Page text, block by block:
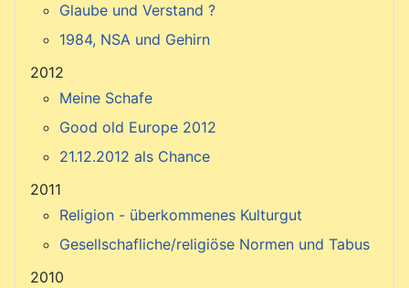
Glaube und Verstand ?
1984, NSA und Gehirn
2012
Meine Schafe
Good old Europe 2012
21.12.2012 als Chance
2011
Religion - überkommenes Kulturgut
Gesellschafliche/religiöse Normen und Tabus
2010